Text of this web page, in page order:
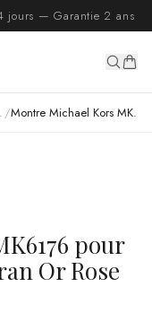
jours — Garantie 2 ans
/ Montre Michael Kors MK6176 pour Femme, Boîtier et Cadran Or Rose avec Brillants
pour
Or Rose